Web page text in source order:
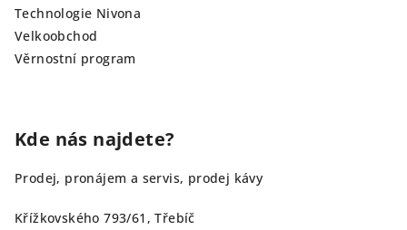
Technologie Nivona
Velkoobchod
Věrnostní program
Kde nás najdete?
Prodej, pronájem a servis, prodej kávy
Křížkovského 793/61, Třebíč